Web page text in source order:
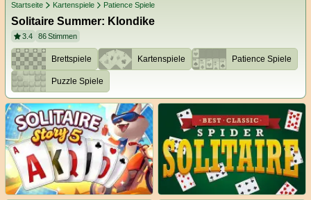
Startseite Kartenspiele Patience Spiele
Solitaire Summer: Klondike
3.4 86Stimmen
Brettspiele Kartenspiele Patience Spiele
Puzzle Spiele